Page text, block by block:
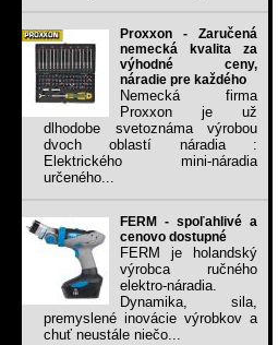
Proxxon - Zaručená
nemecká kvalita za
výhodné ceny,
náradie pre každého
Nemecká firma
Proxxon je už
dlhodobe svetoznáma výrobou
dvoch oblastí náradia :
Elektrického mini-náradia
určeného...
FERM - spoľahlivé a
cenovo dostupné
FERM je holandský
výrobca ručného
elektro-náradia.
Dynamika, sila,
premyslené inovácie výrobkov a
chuť neustále niečo...